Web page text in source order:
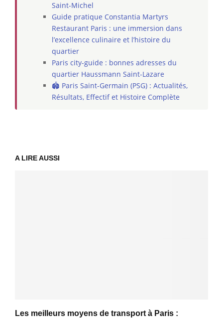
Saint-Michel
Guide pratique Constantia Martyrs
Restaurant Paris : une immersion dans
l’excellence culinaire et l’histoire du
quartier
Paris city-guide : bonnes adresses du
quartier Haussmann Saint-Lazare
🏟️ Paris Saint-Germain (PSG) : Actualités,
Résultats, Effectif et Histoire Complète
A LIRE AUSSI
Les meilleurs moyens de transport à Paris :